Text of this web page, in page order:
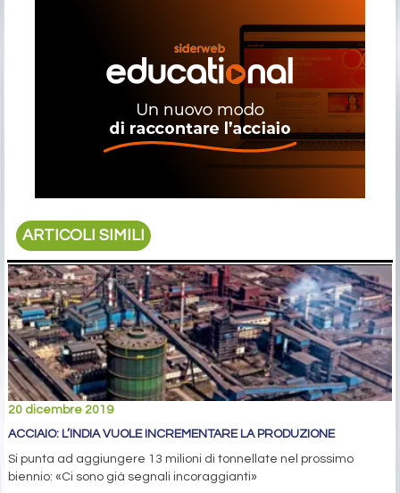
ARTICOLI SIMILI
20 dicembre 2019
ACCIAIO: L’INDIA VUOLE INCREMENTARE LA PRODUZIONE
Si punta ad aggiungere 13 milioni di tonnellate nel prossimo
biennio: «Ci sono già segnali incoraggianti»